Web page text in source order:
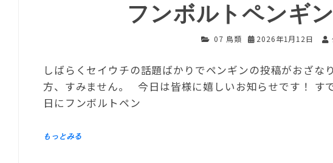
フンボルトペンギ
07 鳥類 2026年1月12日
しばらくセイウチの話題ばかりでペンギンの投稿がおざな
方、すみません。 今日は皆様に嬉しいお知らせです！ す
日にフンボルトペン